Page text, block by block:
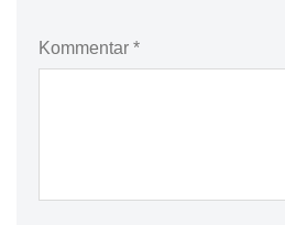
Kommentar *